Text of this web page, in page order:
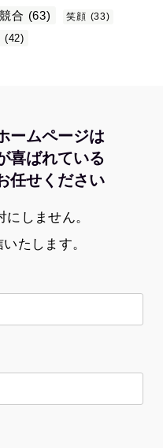
競合 (63) 笑顔 (33)
(42)
ームページは
喜ばれている
任せください
しません。
たします。